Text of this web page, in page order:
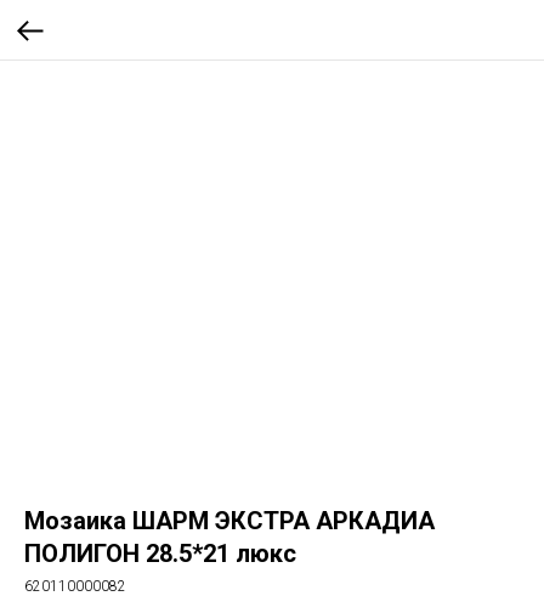
Мозаика ШАРМ ЭКСТРА АРКАДИА
ПОЛИГОН 28.5*21 люкс
620110000082